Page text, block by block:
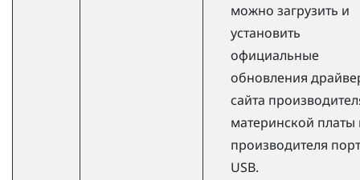
можно загрузить и
установить
официальные
обновления
сайта
материнской платы
производителя
USB.